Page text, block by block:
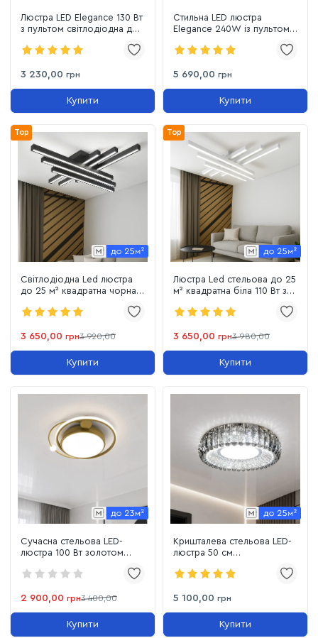
Люстра LED Elegance 130 Вт
з пультом світлодіодна до
3 230,00 грн
Купити
Стильна LED люстра
Elegance 240W із пультом
5 690,00 грн
Купити
Top
Світлодіодна Led люстра
до 25 м² квадратна чорна
(220805)
3 650,00 грн3 920,00
Купити
Top
Люстра Led стельова до 25
м² квадратна біла 110 Вт з
3 650,00 грн3 980,00
Купити
Сучасна стельова LED-
люстра 100 Вт золотом
GD)
2 900,00 грн3 400,00
Купити
Кришталева стельова LED-
люстра 50 см
5 100,00 грн
Купити